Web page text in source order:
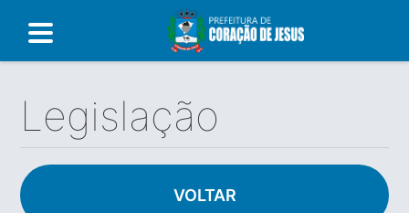
Legislação
VOLTAR